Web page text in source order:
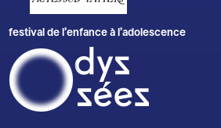
festival de l’enfance à l’adolescence